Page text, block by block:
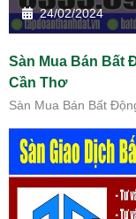
24/02/2024
Sàn Mua Bán Bất
Cần Thơ
Sàn Mua Bán Bất